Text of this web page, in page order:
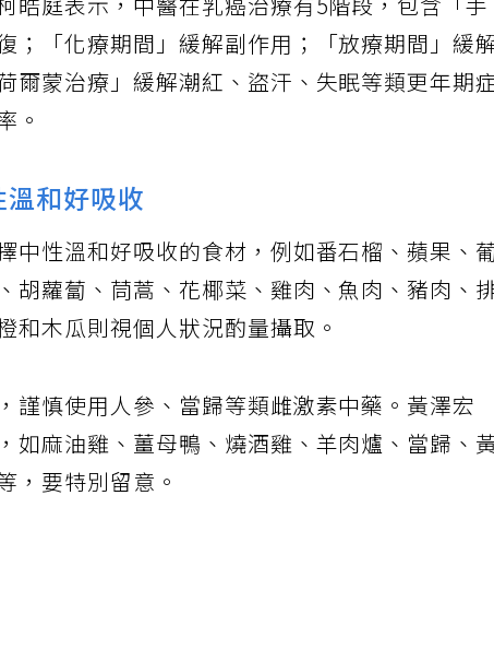
皓庭表示，中醫在乳癌治療有5階段，包含「手
；「化療期間」緩解副作用；「放療期間」緩
爾蒙治療」緩解潮紅、盜汗、失眠等類更年期
。
和好吸收
中性溫和好吸收的食材，例如番石榴、蘋果、葡
胡蘿蔔、茼蒿、花椰菜、雞肉、魚肉、豬肉、
和木瓜則視個人狀況酌量攝取。
謹慎使用人參、當歸等類雌激素中藥。黃澤宏
如麻油雞、薑母鴨、燒酒雞、羊肉爐、當歸、
，要特別留意。